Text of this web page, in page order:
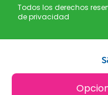
Todos los derechos
de privacidad